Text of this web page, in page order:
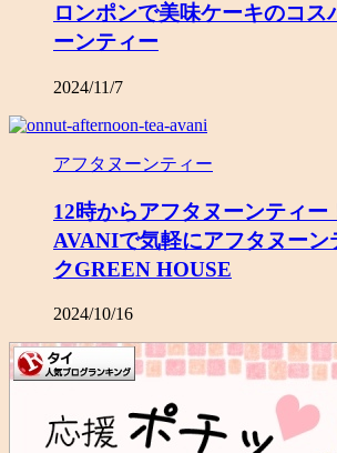
ロンポンで美味ケーキのコス
ーンティー
2024/11/7
アフタヌーンティー
12時からアフタヌーンティー
AVANIで気軽にアフタヌーン
クGREEN HOUSE
2024/10/16